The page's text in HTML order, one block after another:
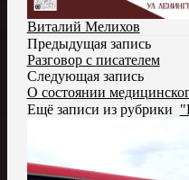
Виталий Мелихов
Предыдущая запись
Разговор с писателем
Следующая запись
О состоянии
Ещё записи из рубрики